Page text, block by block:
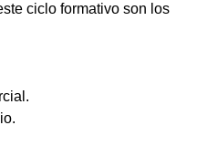
ciclo formativo son los